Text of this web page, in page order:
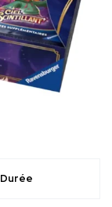
Durée